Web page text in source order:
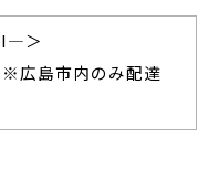
＞
広島市内のみ配達